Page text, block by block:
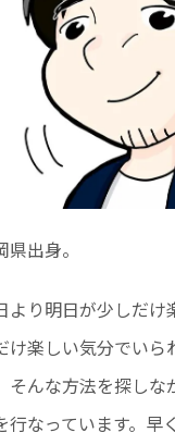
県出身。
より明日が少しだけ
け楽しい気分でいら
そんな方法を探しな
行なっています。早